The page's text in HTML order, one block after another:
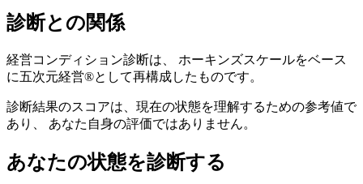
診断との関係
経営コンディション診断は、 ホーキンズスケールをベース
に五次元経営®として再構成したものです。
診断結果のスコアは、現在の状態を理解するための参考値で
あり、 あなた自身の評価ではありません。
あなたの状態を診断する